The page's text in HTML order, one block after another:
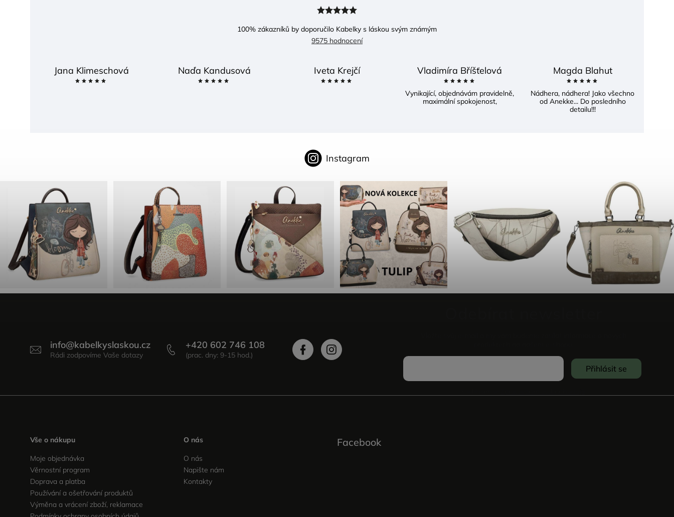
100% zákazníků by doporučilo Kabelky s láskou svým známým
9575 hodnocení
Jana Klimeschová Naďa Kandusová Iveta Krejčí Vladimíra Bříšťelová
Vynikající, objednávám pravidelně,
maximální spokojenost,
Magda Blahut
Nádhera, nádhera! Jako všechno
od Anekke... Do posledního
detailu!!!
Instagram
info@kabelkyslaskou.cz +420 602 746 108
Přihlásit se
Vše o nákupu
Moje objednávka
Věrnostní program
Doprava a platba
Používání a ošetřování produktů
Výměna a vrácení zboží, reklamace
O nás
O nás
Napište nám
Kontakty
Facebook